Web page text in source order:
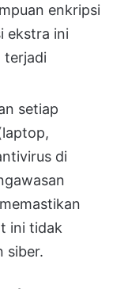
enkripsi
ekstra ini
terjadi
setiap
di
ini tidak
siber.